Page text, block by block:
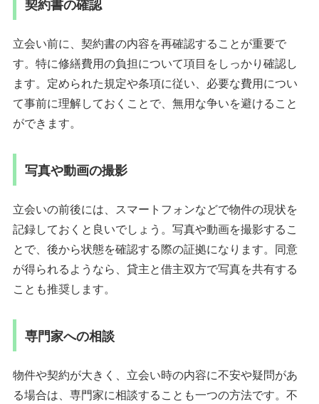
契約書の確認
立会い前に、契約書の内容を再確認することが重要で
す。特に修繕費用の負担について項目をしっかり確認し
ます。定められた規定や条項に従い、必要な費用につい
て事前に理解しておくことで、無用な争いを避けること
ができます。
写真や動画の撮影
立会いの前後には、スマートフォンなどで物件の現状を
記録しておくと良いでしょう。写真や動画を撮影するこ
とで、後から状態を確認する際の証拠になります。同意
が得られるようなら、貸主と借主双方で写真を共有する
ことも推奨します。
専門家への相談
物件や契約が大きく、立会い時の内容に不安や疑問があ
る場合は、専門家に相談することも一つの方法です。不